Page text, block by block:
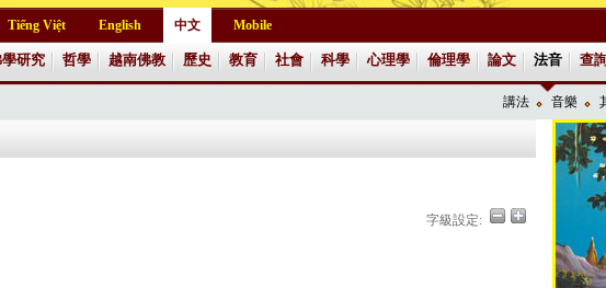
Tiếng Việt English 中文 Mobile
研究 哲學 越南佛教 歷史 教育 社會 科學 心理學 倫理學 論文 法音
講法 音樂
查
字級設定: